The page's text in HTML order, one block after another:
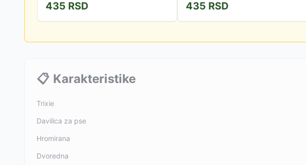
vidljivosti....
435 RSD 435 RSD
📋 Karakteristike
Trixie
Davilica za pse
Hromirana
Dvoredna